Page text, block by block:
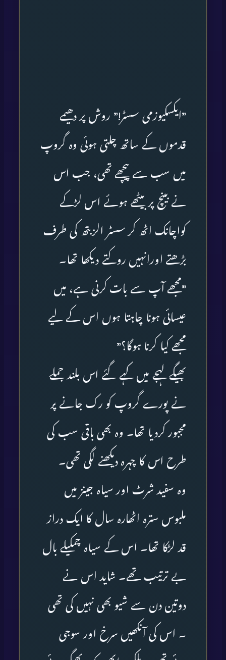
”ایکسکیوزمی سسٹر!” روش پر دھیمے
قدموں کے ساتھ چلتی ہوئی وہ گروپ
میں سب سے پیچھے تھی، جب اس
نے بینچ پر بیٹھے ہوئے اس لڑکے
کواچانک اٹھ کر سسٹر الزبتھ کی طرف
بڑھتے اورانہیں روکتے دیکھا تھا۔
”مجھے آپ سے بات کرنی ہے، میں
عیسائی ہونا چاہتا ہوں اس کے لیے
مجھے کیا کرنا ہوگا؟”
بھیگے لہجے میں کہے گئے اس بلند جملے
نے پورے گروپ کو رک جانے پر
مجبور کردیا تھا۔ وہ بھی باقی سب کی
طرح اس کا چہرہ دیکھنے لگی تھی۔
وہ سفید شرٹ اور سیاہ جینز میں
ملبوس سترہ اٹھارہ سال کا ایک دراز
قد لڑکا تھا۔ اس کے سیاہ چمکیلے بال
بے ترتیب تھے۔ شاید اس نے
دوتین دن سے شیو بھی نہیں کی تھی
۔ اس کی آنکھیں سرخ اور سوجی